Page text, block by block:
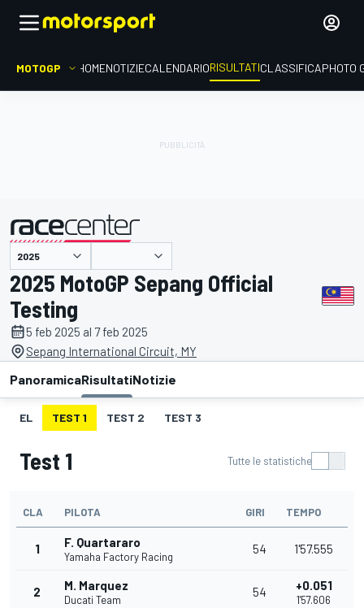
MOTOGP HOMENOTIZIECALENDARIORISULTATICLASSIFICAPHOTO
presentato da
2025 MotoGP Sepang Official
Testing
5 feb 2025 al 7 feb 2025
Sepang International Circuit, MY
PanoramicaRisultatiNotizie
EL TEST 1 TEST 2 TEST 3
Test 1 Tutte le statistiche
CLA PILOTA GIRI TEMPO
1 F. Quartararo
Yamaha Factory Racing
54 1'57.555
2 M. Marquez
Ducati Team
54 +0.051
1'57.606